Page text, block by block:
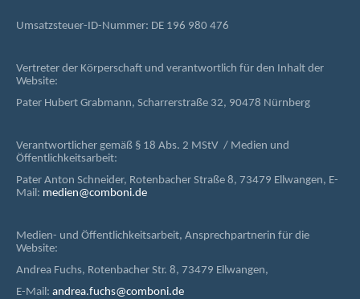
Umsatzsteuer-ID-Nummer: DE 196 980 476
Vertreter der Körperschaft und verantwortlich für den Inhalt der
Website:
Pater Hubert Grabmann, Scharrerstraße 32, 90478 Nürnberg
Verantwortlicher gemäß § 18 Abs. 2 MStV / Medien und
Öffentlichkeitsarbeit:
Pater Anton Schneider, Rotenbacher Straße 8, 73479 Ellwangen, E-
Mail: medien@comboni.de
Medien- und Öffentlichkeitsarbeit, Ansprechpartnerin für die
Website:
Andrea Fuchs, Rotenbacher Str. 8, 73479 Ellwangen,
E-Mail: andrea.fuchs@comboni.de